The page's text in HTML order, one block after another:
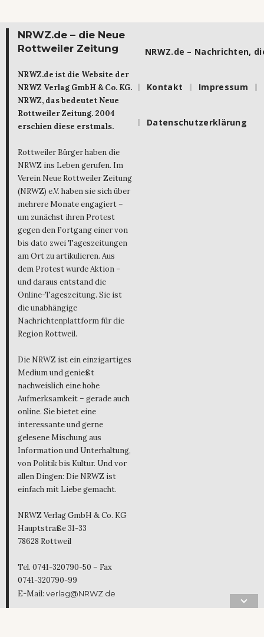
NRWZ.de – die Neue
Rottweiler Zeitung
NRWZ.de ist die Website der
NRWZ Verlag GmbH & Co. KG.
NRWZ, das bedeutet Neue
Rottweiler Zeitung. 2004
erschien diese erstmals.
Rottweiler Bürger haben die
NRWZ ins Leben gerufen. Im
Verein Neue Rottweiler Zeitung
(NRWZ) e.V. haben sie sich über
mehrere Monate engagiert –
um zunächst ihren Protest
gegen den Fortgang einer von
bis dato zwei Tageszeitungen
am Ort zu artikulieren. Aus
dem Protest wurde Aktion –
und daraus entstand die
Online-Tageszeitung. Sie ist
die unabhängige
Nachrichtenplattform für die
Region Rottweil.
Die NRWZ ist ein einzigartiges
Medium und genießt
nachweislich eine hohe
Aufmerksamkeit – gerade auch
online. Sie bietet eine
interessante und gerne
gelesene Mischung aus
Information und Unterhaltung,
von Politik bis Kultur. Und vor
allen Dingen: Die NRWZ ist
einfach mit Liebe gemacht.
NRWZ Verlag GmbH & Co. KG
Hauptstraße 31-33
78628 Rottweil
Tel. 0741-320790-50 – Fax
0741-320790-99
E-Mail: verlag@NRWZ.de
NRWZ.de – Nachrichten,
Kontakt Impressum
Datenschutzerklärung